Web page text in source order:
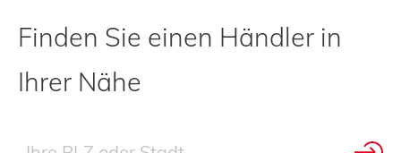
Finden Sie einen Händler in
Ihrer Nähe